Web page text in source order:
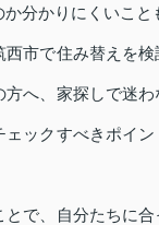
分かりにくいこと
市で住み替えを検
方へ、家探しで迷
ェックすべきポイ
で、自分たちに